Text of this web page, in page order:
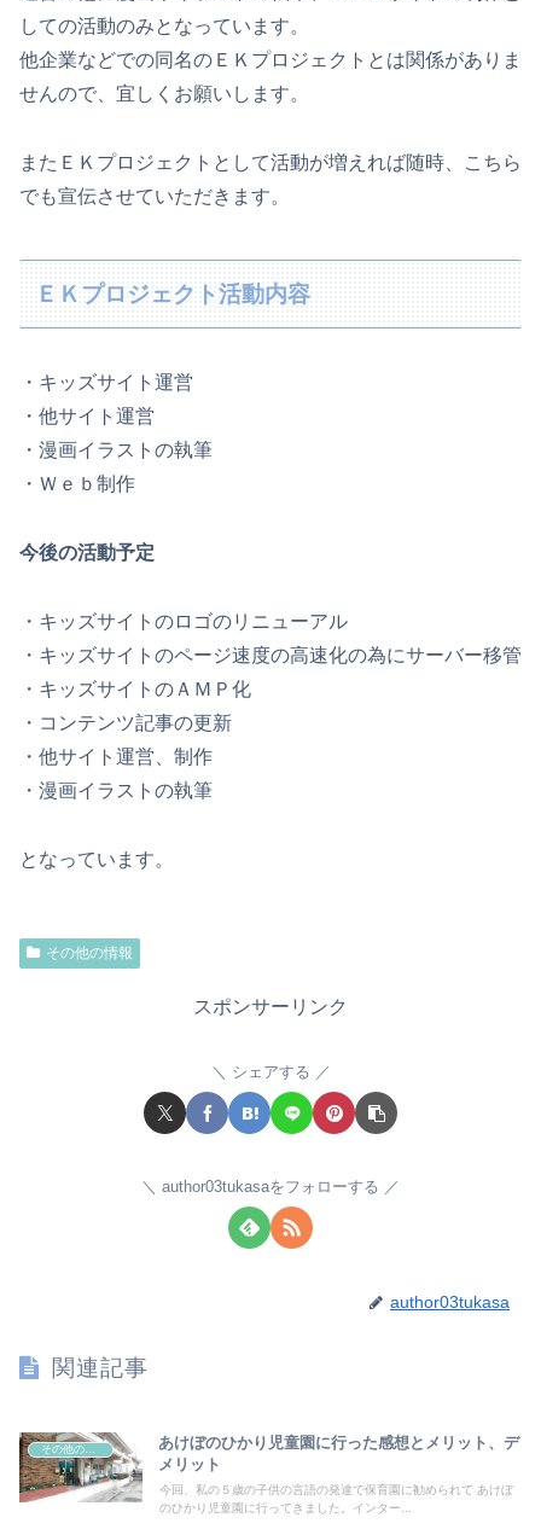
しての活動のみとなっています。
他企業などでの同名のＥＫプロジェクトとは関係がありま
せんので、宜しくお願いします。
またＥＫプロジェクトとして活動が増えれば随時、こちら
でも宣伝させていただきます。
ＥＫプロジェクト活動内容
・キッズサイト運営
・他サイト運営
・漫画イラストの執筆
・Ｗｅｂ制作
今後の活動予定
・キッズサイトのロゴのリニューアル
・キッズサイトのページ速度の高速化の為にサーバー移管
・キッズサイトのＡＭＰ化
・コンテンツ記事の更新
・他サイト運営、制作
・漫画イラストの執筆
となっています。
その他の情報
スポンサーリンク
シェアする
author03tukasaをフォローする
author03tukasa
関連記事
あけぼのひかり児童園に行った感想とメリット、デ
メリット
今回、私の５歳の子供の言語の発達で保育園に勧められて あけぼ
のひかり児童園に行ってきました。インター...